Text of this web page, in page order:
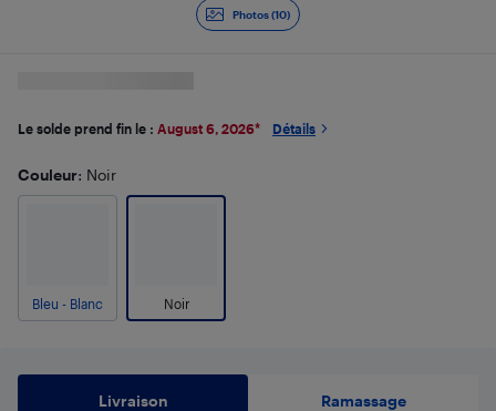
Photos (10)
Le solde prend fin le : August 6, 2026* Détails
Couleur: Noir
Bleu - Blanc Noir
Livraison Ramassage